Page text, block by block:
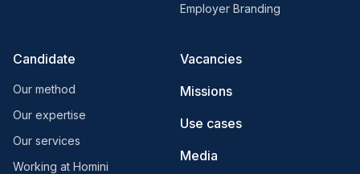
Employer Branding
Candidate
Our method
Our expertise
Our services
Working at Homini
Vacancies
Missions
Use cases
Media